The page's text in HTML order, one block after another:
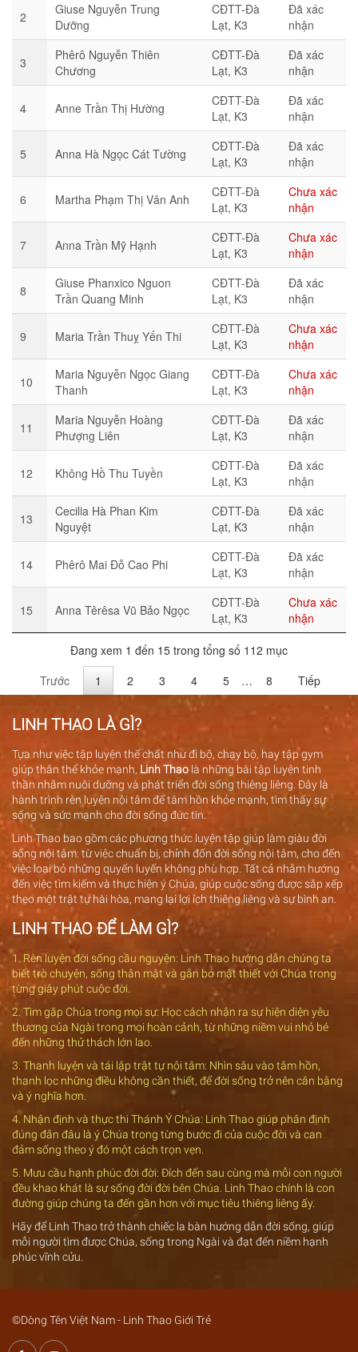
2
Giuse Nguyễn Trung
Dưỡng
CĐTT-Đà
Lạt, K3
Đã xác
nhận
3
Phêrô Nguyễn Thiên
Chương
CĐTT-Đà
Lạt, K3
Đã xác
nhận
4 Anne Trần Thị Hường
CĐTT-Đà
Lạt, K3
Đã xác
nhận
5 Anna Hà Ngọc Cát Tường
CĐTT-Đà
Lạt, K3
Đã xác
nhận
6 Martha Phạm Thị Vân Anh
CĐTT-Đà
Lạt, K3
Chưa xác
nhận
7 Anna Trần Mỹ Hạnh
CĐTT-Đà
Lạt, K3
Chưa xác
nhận
8
Giuse Phanxico Nguon
Trần Quang Minh
CĐTT-Đà
Lạt, K3
Đã xác
nhận
9 Maria Trần Thuỵ Yến Thi
CĐTT-Đà
Lạt, K3
Chưa xác
nhận
10
Maria Nguyễn Ngọc Giang
Thanh
CĐTT-Đà
Lạt, K3
Chưa xác
nhận
11
Maria Nguyễn Hoàng
Phượng Liên
CĐTT-Đà
Lạt, K3
Đã xác
nhận
12 Không Hồ Thu Tuyền
CĐTT-Đà
Lạt, K3
Đã xác
nhận
13
Cecilia Hà Phan Kim
Nguyệt
CĐTT-Đà
Lạt, K3
Đã xác
nhận
14 Phêrô Mai Đỗ Cao Phi
CĐTT-Đà
Lạt, K3
Đã xác
nhận
15 Anna Têrêsa Vũ Bảo Ngọc
CĐTT-Đà
Lạt, K3
Chưa xác
nhận
Đang xem 1 đến 15 trong tổng số 112 mục
Trước
1 2 3 4 5 … 8 Tiếp
LINH THAO LÀ GÌ?
Tựa như việc tập luyện thể chất như đi bộ, chạy bộ, hay tập gym
giúp thân thể khỏe mạnh, Linh Thao là những bài tập luyện tinh
thần nhằm nuôi dưỡng và phát triển đời sống thiêng liêng. Đây là
hành trình rèn luyện nội tâm để tâm hồn khỏe mạnh, tìm thấy sự
sống và sức mạnh cho đời sống đức tin.
Linh Thao bao gồm các phương thức luyện tập giúp làm giàu đời
sống nội tâm: từ việc chuẩn bị, chỉnh đốn đời sống nội tâm, cho đến
việc loại bỏ những quyến luyến không phù hợp. Tất cả nhằm hướng
đến việc tìm kiếm và thực hiện ý Chúa, giúp cuộc sống được sắp xếp
theo một trật tự hài hòa, mang lại lợi ích thiêng liêng và sự bình an.
LINH THAO ĐỂ LÀM GÌ?
1. Rèn luyện đời sống cầu nguyện: Linh Thao hướng dẫn chúng ta
biết trò chuyện, sống thân mật và gắn bó mật thiết với Chúa trong
từng giây phút cuộc đời.
2. Tìm gặp Chúa trong mọi sự: Học cách nhận ra sự hiện diện yêu
thương của Ngài trong mọi hoàn cảnh, từ những niềm vui nhỏ bé
đến những thử thách lớn lao.
3. Thanh luyện và tái lập trật tự nội tâm: Nhìn sâu vào tâm hồn,
thanh lọc những điều không cần thiết, để đời sống trở nên cân bằng
và ý nghĩa hơn.
4. Nhận định và thực thi Thánh Ý Chúa: Linh Thao giúp phân định
đúng đắn đâu là ý Chúa trong từng bước đi của cuộc đời và can
đảm sống theo ý đó một cách trọn vẹn.
5. Mưu cầu hạnh phúc đời đời: Đích đến sau cùng mà mỗi con người
đều khao khát là sự sống đời đời bên Chúa. Linh Thao chính là con
đường giúp chúng ta đến gần hơn với mục tiêu thiêng liêng ấy.
Hãy để Linh Thao trở thành chiếc la bàn hướng dẫn đời sống, giúp
mỗi người tìm được Chúa, sống trong Ngài và đạt đến niềm hạnh
phúc vĩnh cửu.
©Dòng Tên Việt Nam - Linh Thao Giới Trẻ